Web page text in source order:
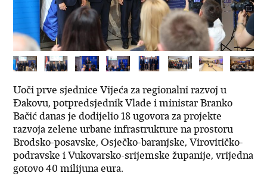
Uoči prve sjednice Vijeća za regionalni razvoj u
Đakovu, potpredsjednik Vlade i ministar Branko
Bačić danas je dodijelio 18 ugovora za projekte
razvoja zelene urbane infrastrukture na prostoru
Brodsko-posavske, Osječko-baranjske, Virovitičko-
podravske i Vukovarsko-srijemske županije, vrijedna
gotovo 40 milijuna eura.